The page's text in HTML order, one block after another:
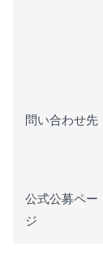
問い合わせ先
公式公募ペー
ジ